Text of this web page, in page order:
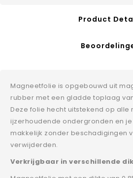
Product
Magneetfolie is opgebouwd uit
rubber met een gladde toplaag
Deze folie hecht uitstekend op alle
ijzerhoudende ondergronden en
makkelijk zonder beschadigingen
verwijderden.
Verkrijgbaar in verschillende